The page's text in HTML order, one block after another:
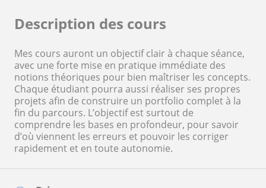
Description des cours
Mes cours auront un objectif clair à chaque séance,
avec une forte mise en pratique immédiate des
notions théoriques pour bien maîtriser les concepts.
Chaque étudiant pourra aussi réaliser ses propres
projets afin de construire un portfolio complet à la
fin du parcours. L’objectif est surtout de
comprendre les bases en profondeur, pour savoir
d’où viennent les erreurs et pouvoir les corriger
rapidement et en toute autonomie.